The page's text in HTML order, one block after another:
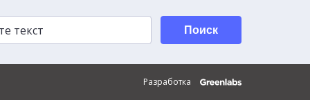
Поиск
Разработка